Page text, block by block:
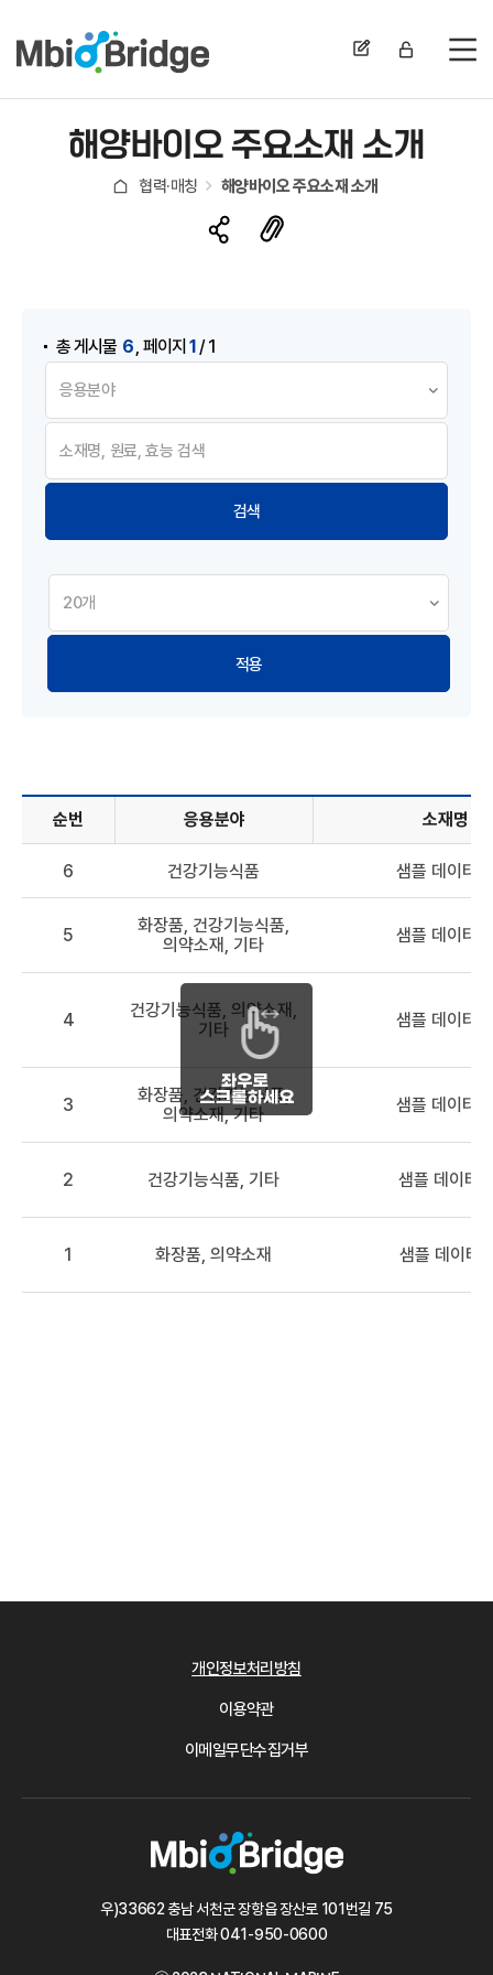
전
해양바이오 주요소재 소개
협력·매칭 해양바이오 주요소재 소개
총 게시물 6 ,페이지1/ 1
적용
해양바이오소재 DB - 순번, 응용분야, 소재명, 원료, 효능 정보
순번 응용분야 소재명
6 건강기능식품 샘플 데이터 6
5
화장품, 건강기능식품,
의약소재, 기타
샘플 데이터 5
4
건강기능식품, 의약소재,
기타
샘플 데이터 4
3
화장품, 건강기능식품,
의약소재, 기타
샘플 데이터 3
2 건강기능식품, 기타 샘플 데이터2
1 화장품, 의약소재 샘플 데이터1
개인정보처리방침
이용약관
이메일무단수집거부
우)33662 충남 서천군 장항읍 장산로 101번길 75
대표전화041-950-0600